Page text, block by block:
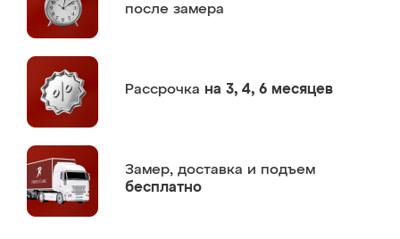
после замера
Рассрочка на 3, 4, 6 месяцев
Замер, доставка и подъем
бесплатно